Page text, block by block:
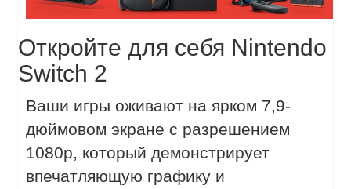
Откройте для себя Nintendo
Switch 2
Ваши игры оживают на ярком 7,9-
дюймовом экране с разрешением
1080p, который демонстрирует
впечатляющую графику и